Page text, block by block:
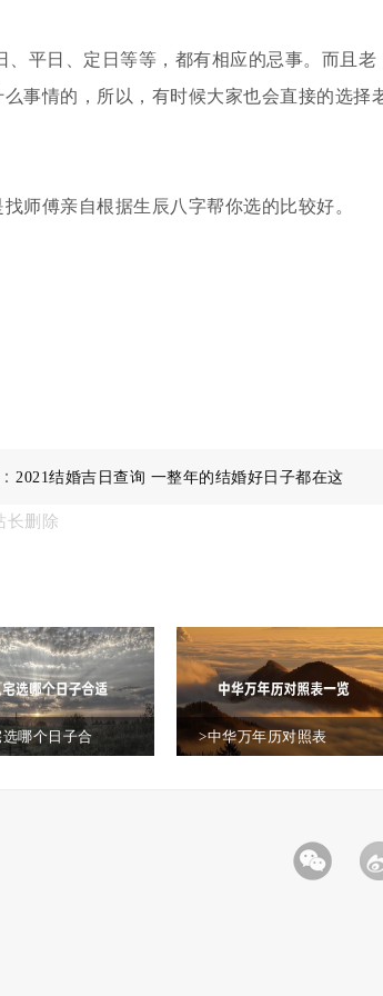
平日、定日等等，都有相应的忌事。而且老
事情的，所以，有时候大家也会直接的选择
师傅亲自根据生辰八字帮你选的比较好。
2021结婚吉日查询 一整年的结婚好日子都在这
长删除
哪个日子合 >中华万年历对照表